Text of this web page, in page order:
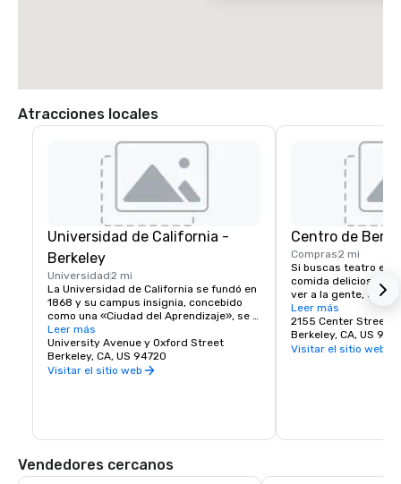
Atracciones locales
Universidad de California -
Berkeley
Universidad2 mi
La Universidad de California se fundó en
1868 y su campus insignia, concebido
como una «Ciudad del Aprendizaje», se
estableció en Berkeley, en la bahía de
San Francisco. Hoy en día, la universidad
pública más importante del mundo y una
fuente de innovación, UC Berkeley ocupa
Leer más
University Avenue y Oxford Street
Berkeley, CA, US 94720
Visitar el sitio web
Centro de
Compras2 mi
Si buscas teatro en
comida deliciosa o
ver a la gente, echa
de Berkeley.
diversos distritos y
descubrimientos,
vienen por la
Leer más
2155 Center Street
Berkeley, CA, US
Visitar el sitio web
Vendedores cercanos